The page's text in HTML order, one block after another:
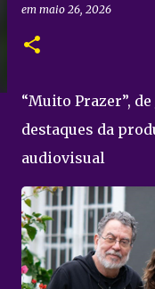
em maio 26, 2026
“Muito Prazer”,
destaques da
audiovisual